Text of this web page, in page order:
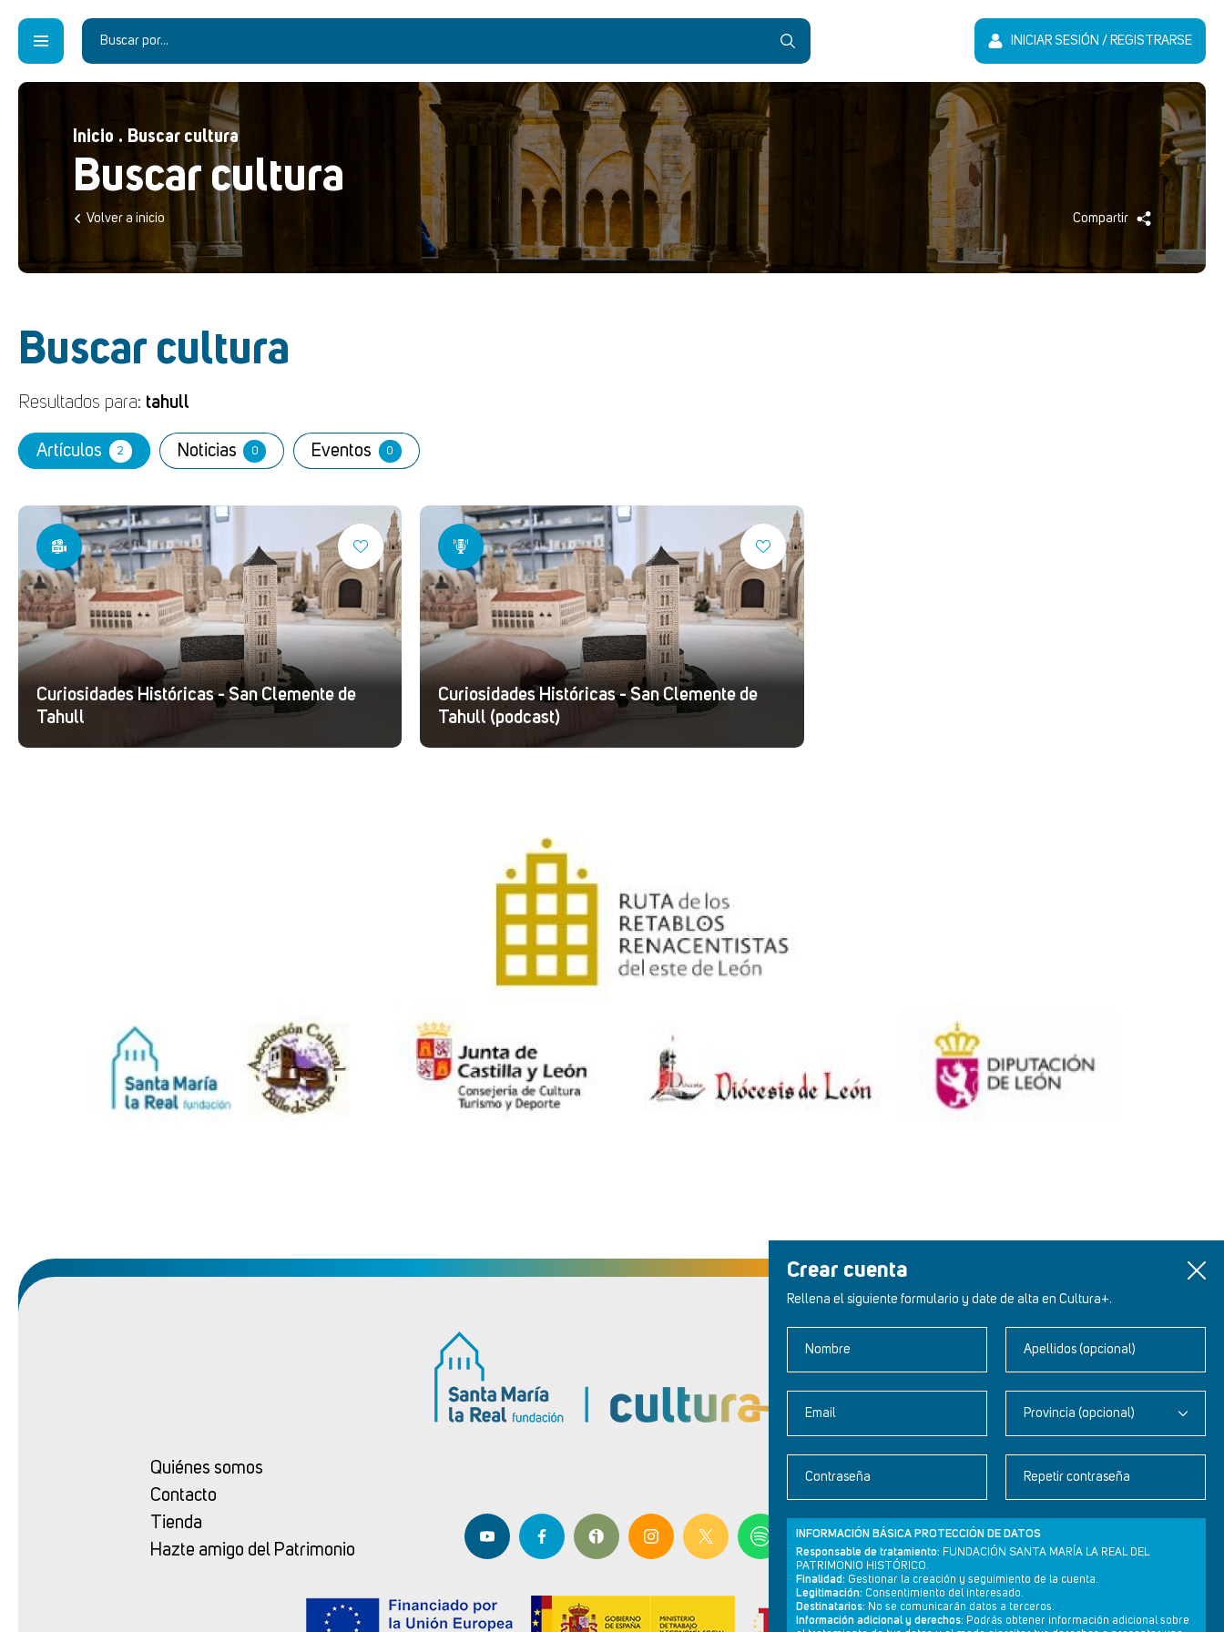
Crear cuenta
Rellena el siguiente formulario y date de alta en Cultura+.
Nombre Apellidos (opcional)
Email Provincia (opcional)
Contraseña Repetir contraseña
INFORMACIÓN BÁSICA PROTECCIÓN DE DATOS
Responsable de tratamiento: FUNDACIÓN SANTA MARÍA LA REAL DEL
PATRIMONIO HISTÓRICO.
Finalidad: Gestionar la creación y seguimiento de la cuenta.
Legitimación: Consentimiento del interesado.
Destinatarios: No se comunicarán datos a terceros.
Información adicional y derechos: Podrás obtener información adicional sobre
INICIAR SESIÓN / REGISTRARSE
Inicio . Buscar cultura
Buscar cultura
Volver a inicio Compartir
Buscar cultura
Resultados para: tahull
Artículos 2 Noticias 0 Eventos 0
Curiosidades Históricas - San Clemente de
Tahull
Curiosidades Históricas - San Clemente de
Tahull (podcast)
Quiénes somos
Contacto
Tienda
Hazte amigo del Patrimonio
Newsletter
Aviso legal
Política de privacidad
Política de cookies